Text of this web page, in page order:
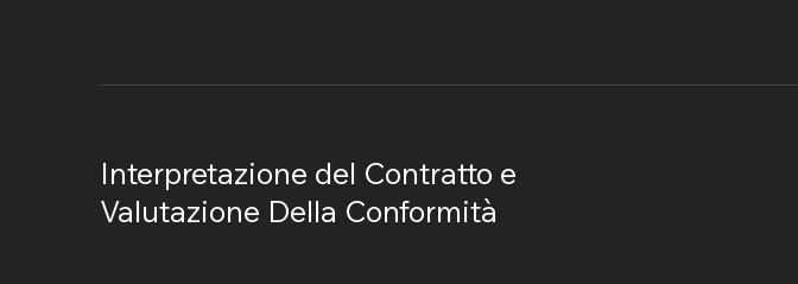
Interpretazione del Contratto e
Valutazione Della Conformità